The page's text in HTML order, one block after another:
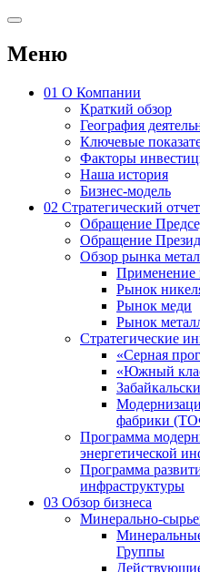
Меню
01 О Компании
Краткий обзор
География
Ключевые
Факторы
Наша история
Бизнес-модель
02 Стратегический отчет
Обращение
Обращение
Обзор рынка
Применение
Рынок
Рынок меди
Рынок
Стратегические
«Серная
«Южный
фабрики
Программа
энергетической
Программа
инфраструктуры
03 Обзор бизнеса
Минерально-
Группы